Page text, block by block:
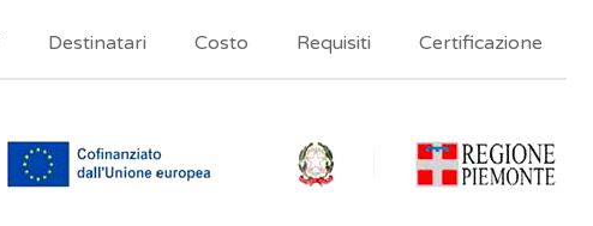
Destinatari Costo Requisiti Certificazione